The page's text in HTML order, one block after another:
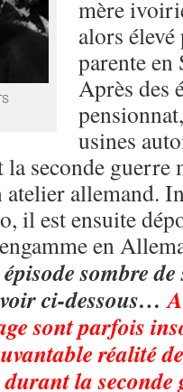
mère
alors
parente
Après des
usines
seconde guerre
allemand.
il est ensuite
en
sombre
voir ci-dessous…
sont parfois
réalité
la